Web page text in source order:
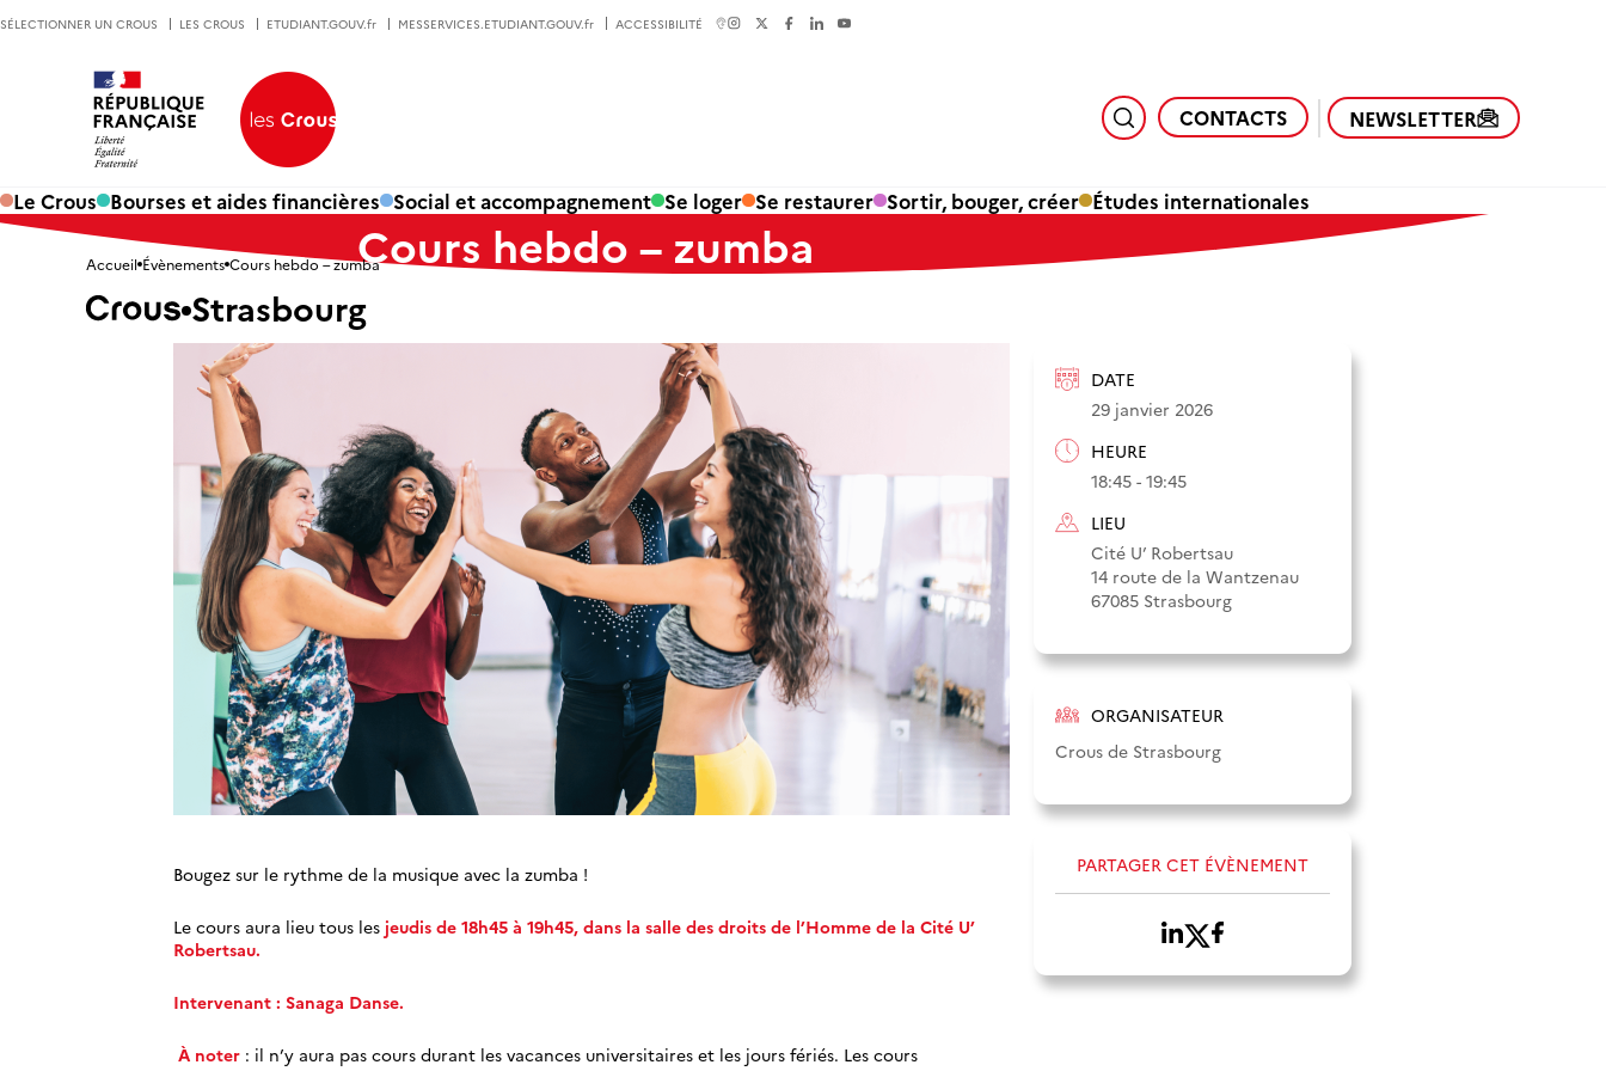
SÉLECTIONNER UN CROUS LES CROUS ETUDIANT.GOUV.fr MESSERVICES.ETUDIANT.GOUV.fr ACCESSIBILITÉ
CONTACTS NEWSLETTER
Le Crous Bourses et aides financières Social et accompagnement Se loger Se restaurer Sortir, bouger, créer Études internationales
Accueil Évènements Cours hebdo – zumba
Strasbourg
Cours hebdo – zumba
DATE
29 janvier 2026
HEURE
18:45 - 19:45
LIEU
Cité U’ Robertsau
14 route de la Wantzenau
67085 Strasbourg
ORGANISATEUR
Crous de Strasbourg
PARTAGER CET ÉVÈNEMENT
Bougez sur le rythme de la musique avec la zumba !
Le cours aura lieu tous les jeudis de 18h45 à 19h45, dans la salle des droits de l’Homme de la Cité U’
Robertsau.
Intervenant : Sanaga Danse.
À noter : il n’y aura pas cours durant les vacances universitaires et les jours fériés. Les cours